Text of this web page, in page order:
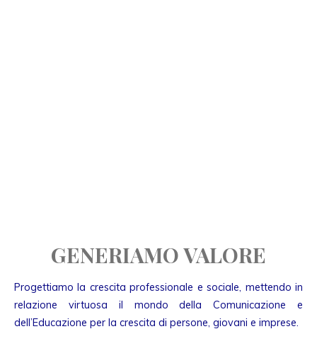
GENERIAMO VALORE
Progettiamo la crescita professionale e sociale, mettendo in
relazione virtuosa il mondo della Comunicazione e
dell’Educazione per la crescita di persone, giovani e imprese.